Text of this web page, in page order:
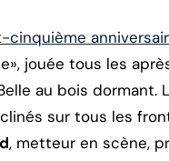
cinquième
jouée tous les
au bois
sur tous les
, metteur en scène,